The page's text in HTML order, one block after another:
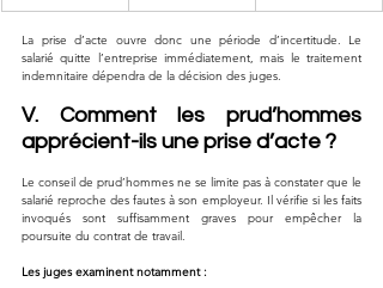
La prise d’acte ouvre donc une période d’incertitude. Le
salarié quitte l’entreprise immédiatement, mais le traitement
indemnitaire dépendra de la décision des juges.
V. Comment les prud’hommes
apprécient-ils une prise d’acte ?
Le conseil de prud’hommes ne se limite pas à constater que le
salarié reproche des fautes à son employeur. Il vérifie si les faits
invoqués sont suffisamment graves pour empêcher la
poursuite du contrat de travail.
Les juges examinent notamment :